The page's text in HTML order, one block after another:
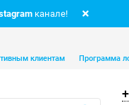
канале!
клиентам Программа